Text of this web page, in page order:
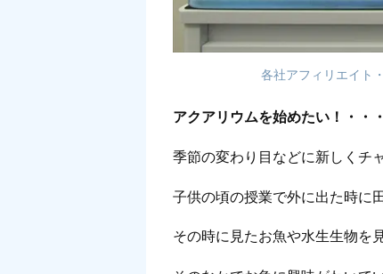
各社アフィリエイト
アクアリウムを始めたい！・・
季節の変わり目などに新しくチ
子供の頃の授業で外に出た時に
その時に見たお魚や水生生物を